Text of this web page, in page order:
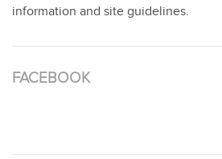
information and site guidelines.
FACEBOOK